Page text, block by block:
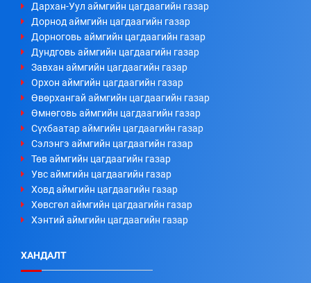
Дархан-Уул аймгийн цагдаагийн газар
Дорнод аймгийн цагдаагийн газар
Дорноговь аймгийн цагдаагийн газар
Дундговь аймгийн цагдаагийн газар
Завхан аймгийн цагдаагийн газар
Орхон аймгийн цагдаагийн газар
Өвөрхангай аймгийн цагдаагийн газар
Өмнөговь аймгийн цагдаагийн газар
Сүхбаатар аймгийн цагдаагийн газар
Сэлэнгэ аймгийн цагдаагийн газар
Төв аймгийн цагдаагийн газар
Увс аймгийн цагдаагийн газар
Ховд аймгийн цагдаагийн газар
Хөвсгөл аймгийн цагдаагийн газар
Хэнтий аймгийн цагдаагийн газар
ХАНДАЛТ